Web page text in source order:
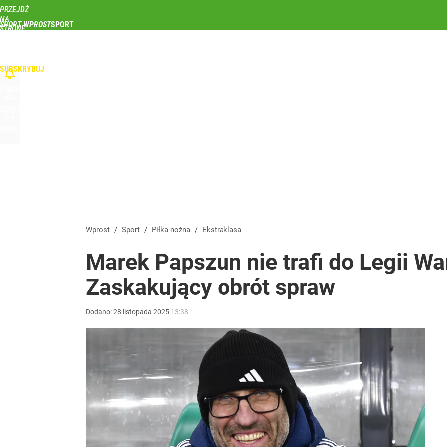
PRZEJDŹ
NA
STRONĘ
SPORT WPROST
SUBSKRYBUJ
Wprost / Sport / Piłka nożna / Ekstraklasa
Marek Papszun nie trafi do Legii
Zaskakujący obrót spraw
Dodano:28 listopada 2025 13:38